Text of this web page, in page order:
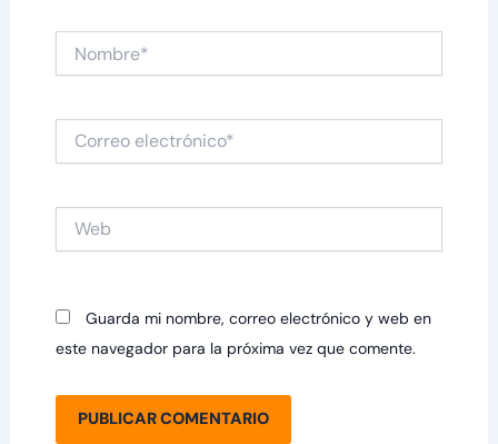
Correo
electrónico*
Guarda mi nombre, correo electrónico y web en
este navegador para la próxima vez que comente.